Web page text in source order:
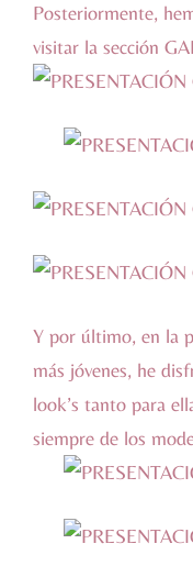
Posteriormente,
visitar la sección
Y por último, en la
más jóvenes, he
look’s tanto para
siempre de los